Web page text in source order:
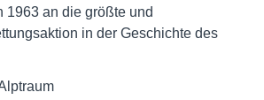
1963 an die größte und
in der Geschichte des